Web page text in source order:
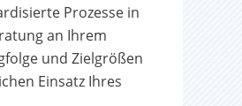
Prozesse in
an Ihrem
und Zielgrößen
Einsatz Ihres